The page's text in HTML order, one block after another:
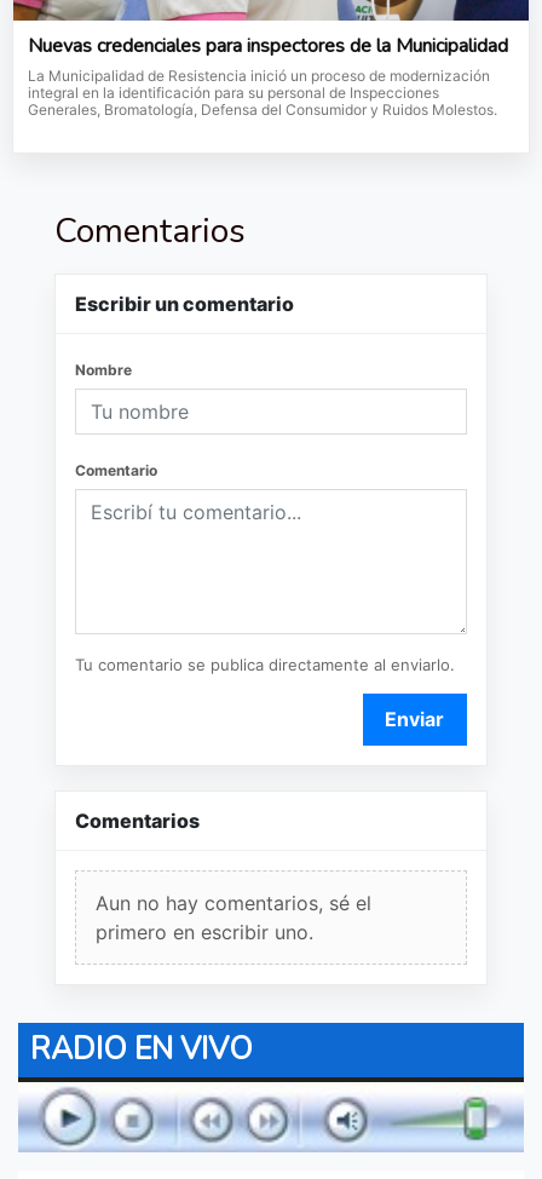
Nuevas credenciales para inspectores de la Municipalidad
La Municipalidad de Resistencia inició un proceso de modernización
integral en la identificación para su personal de Inspecciones
Generales, Bromatología, Defensa del Consumidor y Ruidos Molestos.
Comentarios
Escribir un comentario
Nombre
Comentario
Tu comentario se publica directamente al enviarlo.
Enviar
Comentarios
Aun no hay comentarios, sé el
primero en escribir uno.
RADIO EN VIVO